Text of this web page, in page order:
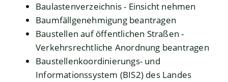
Baulastenverzeichnis - Einsicht nehmen
Baumfällgenehmigung beantragen
Baustellen auf öffentlichen Straßen -
Verkehrsrechtliche Anordnung beantragen
Baustellenkoordinierungs- und
Informationssystem (BIS2) des Landes